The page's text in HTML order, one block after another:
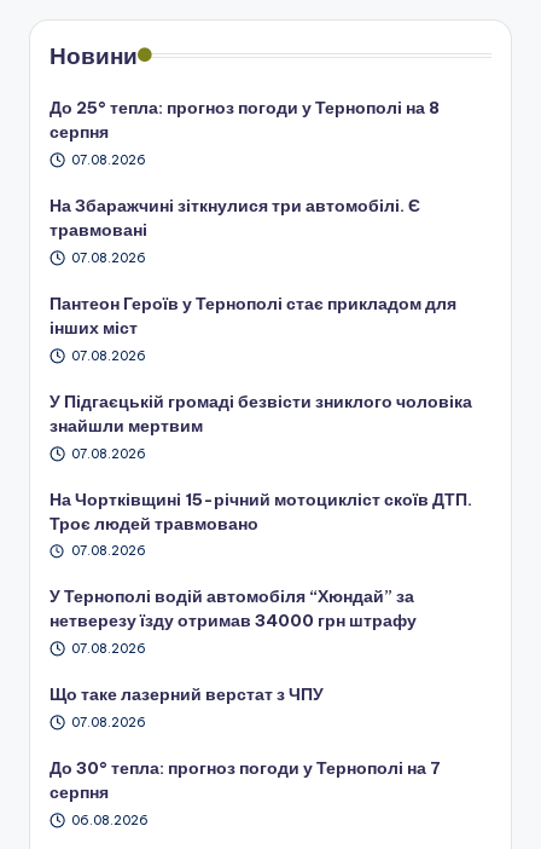
Новини
До 25° тепла: прогноз погоди у Тернополі на 8
серпня
07.08.2026
На Збаражчині зіткнулися три автомобілі. Є
травмовані
07.08.2026
Пантеон Героїв у Тернополі стає прикладом для
інших міст
07.08.2026
У Підгаєцькій громаді безвісти зниклого чоловіка
знайшли мертвим
07.08.2026
На Чортківщині 15-річний мотоцикліст скоїв ДТП.
Троє людей травмовано
07.08.2026
У Тернополі водій автомобіля “Хюндай” за
нетверезу їзду отримав 34000 грн штрафу
07.08.2026
Що таке лазерний верстат з ЧПУ
07.08.2026
До 30° тепла: прогноз погоди у Тернополі на 7
серпня
06.08.2026